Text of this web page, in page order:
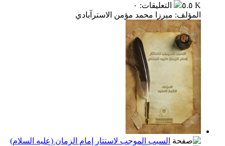
٥.٥ K
التعليقات: ٠
المؤلف: ميرزا محمد مؤمن الاسترآبادي
السبب الموجب لاستتار إمام الزمان (عليه السلام)